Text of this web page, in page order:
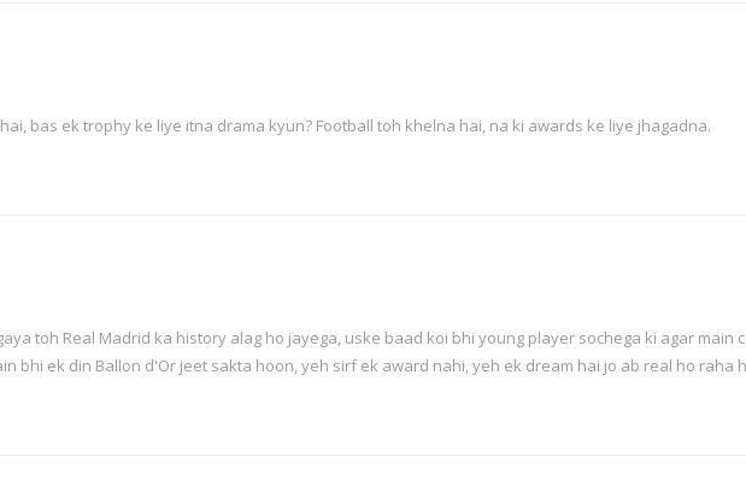
bas ek trophy ke liye itna drama kyun? Football toh khelna hai, na ki awards ke liye jhagadna.
toh Real Madrid ka history alag ho jayega, uske baad koi bhi young player sochega ki agar main
bhi ek din Ballon d'Or jeet sakta hoon, yeh sirf ek award nahi, yeh ek dream hai jo ab real ho raha